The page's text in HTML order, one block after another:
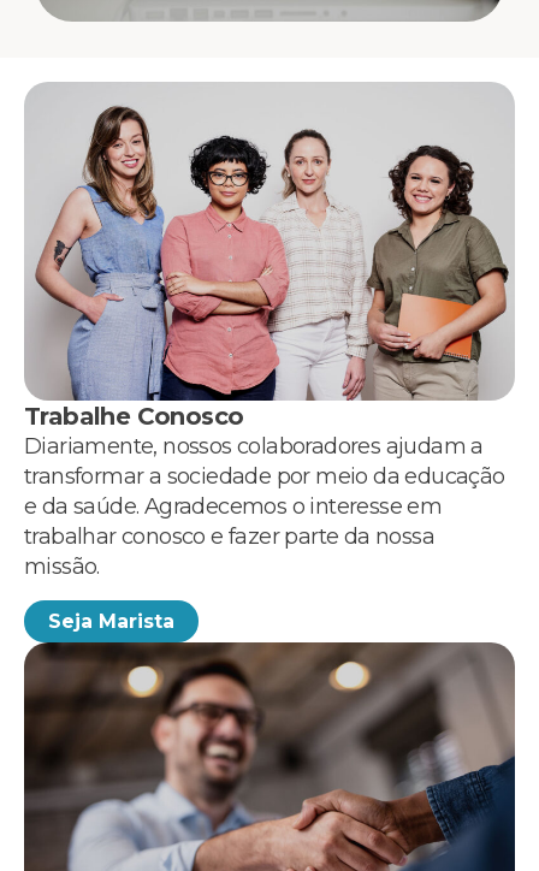
Trabalhe Conosco
Diariamente, nossos colaboradores ajudam a
transformar a sociedade por meio da educação
e da saúde. Agradecemos o interesse em
trabalhar conosco e fazer parte da nossa
missão.
Seja Marista